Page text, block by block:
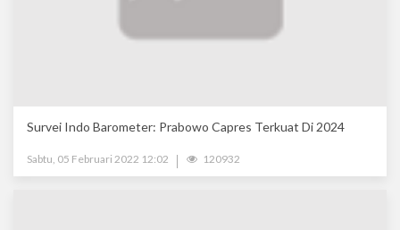
Survei Indo Barometer: Prabowo Capres Terkuat Di 2024
Sabtu, 05 Februari 2022 12:02 120932